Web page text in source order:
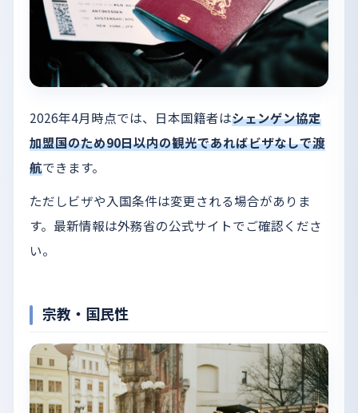
2026年4月時点では、日本国籍者はシェンゲン協定
加盟国のため90日以内の観光であればビザなしで渡
航できます。
ただしビザや入国条件は変更される場合がありま
す。最新情報は外務省の公式サイトでご確認くださ
い。
宗教・国民性